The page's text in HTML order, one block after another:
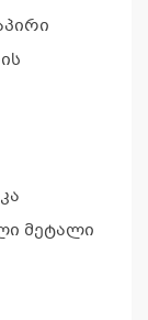
მეტალი